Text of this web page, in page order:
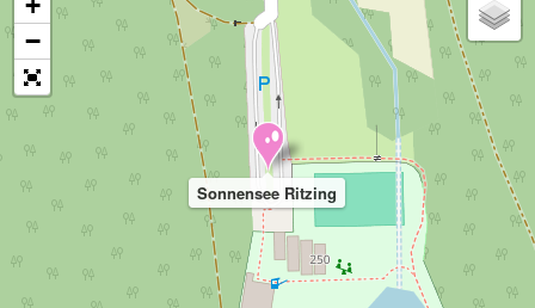
Sonnensee Ritzing
−